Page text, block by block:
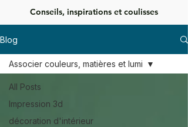
Conseils, inspirations et coulisses
Blog
All Posts
Impression 3d
décoration d'intérieur
Associer couleurs, matières et lumi